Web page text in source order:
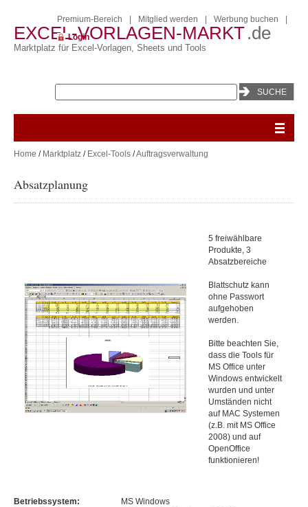
EXCEL-VORLAGEN-MARKT.de
Marktplatz für Excel-Vorlagen, Sheets und Tools
Premium-Bereich Mitglied werden Werbung buchen
Login
Home / Marktplatz / Excel-Tools /Auftragsverwaltung
Absatzplanung
5 freiwählbare
Produkte, 3
Absatzbereiche
Blattschutz kann
ohne Passwort
aufgehoben
werden.
Bitte beachten Sie,
dass die Tools für
MS Office unter
Windows entwickelt
wurden und unter
Umständen nicht
auf MAC Systemen
(z.B. mit MS Office
2008) und auf
OpenOffice
funktionieren!
Betriebssystem:
MS Windows